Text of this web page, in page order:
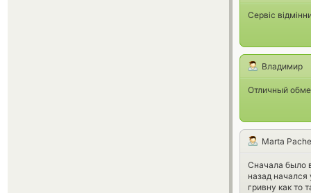
Сервіс
Владимир
Отличный
Marta
Сначала было
назад
гривну как то